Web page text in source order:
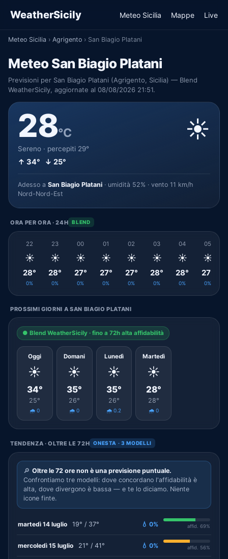
WeatherSicily Meteo Sicilia Mappe Live
Meteo Sicilia › Agrigento › San Biagio Platani
Meteo San Biagio Platani
Previsioni per San Biagio Platani (Agrigento, Sicilia) — Blend
WeatherSicily, aggiornate al 08/08/2026 21:51.
28°C
Sereno · percepiti 29°
↑ 34° ↓ 25°
☀️
Adesso a San Biagio Platani · umidità 52% · vento 11 km/h
Nord-Nord-Est
ORA PER ORA · 24H BLEND
22
☀️
28°
0%
23
☀️
28°
0%
00
☀️
27°
0%
01
☀️
27°
0%
02
☀️
27°
0%
03
☀️
28°
0%
04
☀️
28°
0%
05
☀️
27°
0%
PROSSIMI GIORNI A SAN BIAGIO PLATANI
● Blend WeatherSicily · fino a 72h alta affidabilità
Oggi
☀️
34°
25°
🌧️ 0
Domani
☀️
35°
26°
🌧️ 0
Lunedì
☀️
35°
26°
🌧️ 0.2
Martedì
☀️
28°
28°
🌧️ 0
TENDENZA · OLTRE LE 72H ONESTA · 3 MODELLI
🔎 Oltre le 72 ore non è una previsione puntuale.
Confrontiamo tre modelli: dove concordano l'affidabilità è
alta, dove divergono è bassa — e te lo diciamo. Niente
icone finte.
martedì 14 luglio 19° / 37° 💧 0% affid. 69%
mercoledì 15 luglio 21° / 41° 💧 0% affid. 56%